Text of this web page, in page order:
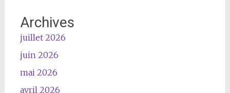
Archives
juillet 2026
juin 2026
mai 2026
avril 2026